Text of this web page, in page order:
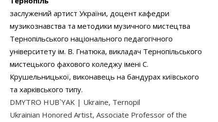
заслужений артист України, доцент кафедри
музикознавства та методики музичного мистецтва
Тернопільського національного педагогічного
університету ім. В. Гнатюка, викладач Тернопільського
мистецького фахового коледжу імені С.
Крушельницької, виконавець на бандурах київського
та харківського типу.
DMYTRO HUB`YAK | Ukraine, Ternopil
Ukrainian Honored Artist, Associate Professor of the